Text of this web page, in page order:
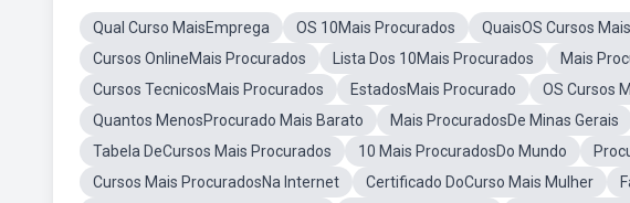
Qual Curso MaisEmprega OS 10Mais Procurados QuaisOS Cursos
Cursos OnlineMais Procurados
Lista Dos 10Mais Procurados Mais
Cursos TecnicosMais Procurados
EstadosMais Procurado
OS Cursos
Quantos MenosProcurado Mais Barato
Mais ProcuradosDe Minas Gerais
Tabela DeCursos Mais Procurados
10 Mais ProcuradosDo Mundo
Cursos Mais ProcuradosNa Internet
Certificado DoCurso Mais Mulher